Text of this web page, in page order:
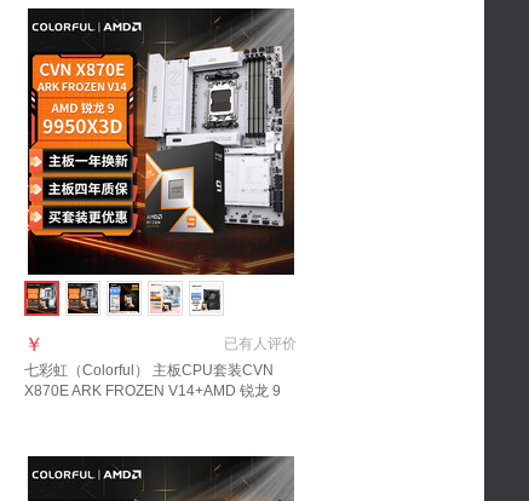
已有人评价
￥
七彩虹（Colorful） 主板CPU套装CVN
X870E ARK FROZEN V14+AMD 锐龙 9